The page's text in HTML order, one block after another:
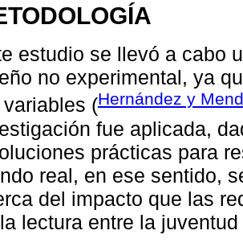
estudio se llevó a cabo
no experimental, ya
(Hernández y
fue aplicada,
prácticas para
real, en ese sentido,
del impacto que las
lectura entre la